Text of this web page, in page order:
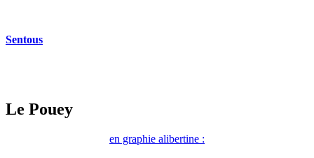
Sentous
Le Pouey
en graphie alibertine :